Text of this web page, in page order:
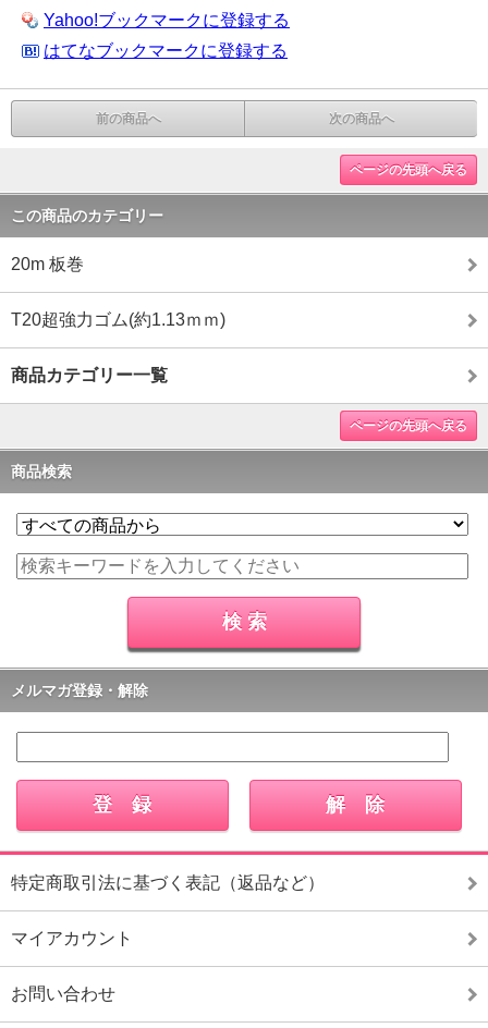
Yahoo!ブックマークに登録する
はてなブックマークに登録する
前の商品へ 次の商品へ
ページの先頭へ戻る
この商品のカテゴリー
20m 板巻
T20超強力ゴム(約1.13ｍｍ)
商品カテゴリー一覧
ページの先頭へ戻る
商品検索
メルマガ登録・解除
特定商取引法に基づく表記（返品など）
マイアカウント
お問い合わせ